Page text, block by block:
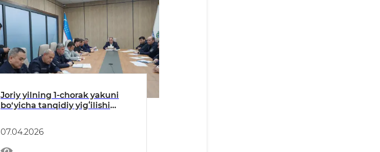
Joriy yilning 1-chorak yakuni
bo‘yicha tanqidiy yigʻilishi
07.04.2026